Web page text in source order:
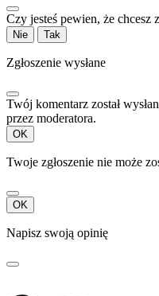
Czy jesteś pewien, że chcesz
Nie Tak
Zgłoszenie wysłane
Twój komentarz został
przez moderatora.
OK
Twoje zgłoszenie nie może
OK
Napisz swoją opinię